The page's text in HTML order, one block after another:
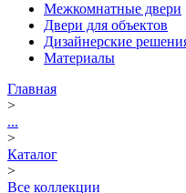
Межкомнатные двери
Двери для объектов
Дизайнерские
Материалы
Главная
>
...
>
Каталог
>
Все коллекции